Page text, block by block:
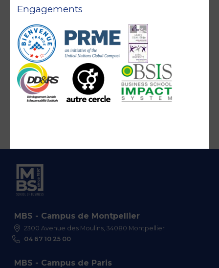
Engagements
MBS - Campus de Montpellier
2300 Avenue des Moulins, 34080 Montpellier
04 67 10 25 00
MBS - Campus de Paris